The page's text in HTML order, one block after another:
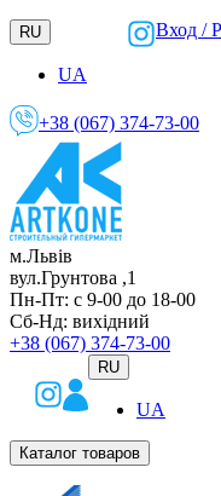
RU
UA
Вход /
+38 (067) 374-73-00
м.Львів
вул.Грунтова ,1
Пн-Пт: с 9-00 до 18-00
Сб-Нд: вихідний
+38 (067) 374-73-00
RU
UA
Каталог товаров